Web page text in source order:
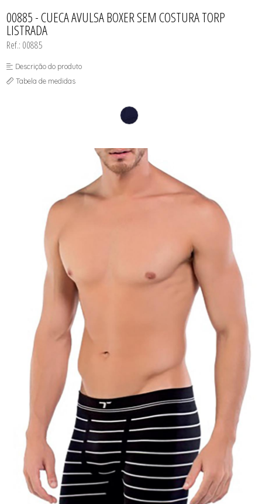
CONJUNTO
CONJUNTO BIQUÍNI
TOP
00885 - CUECA AVULSA BOXER SEM COSTURA TORP
LISTRADA
Ref.: 00885
Descrição do produto
Tabela de medidas